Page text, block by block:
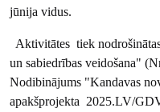
jūnija vidus.
Aktivitātes tiek
un sabiedrības veidošana"
Nodibinājums "Kandavas
apakšprojekta 2025.LV/